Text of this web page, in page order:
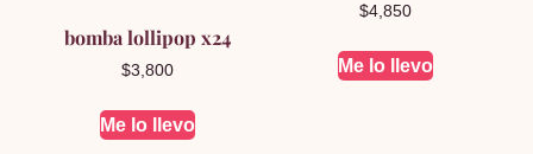
bomba lollipop x24
$3,800
Me lo llevo
$4,850
Me lo llevo